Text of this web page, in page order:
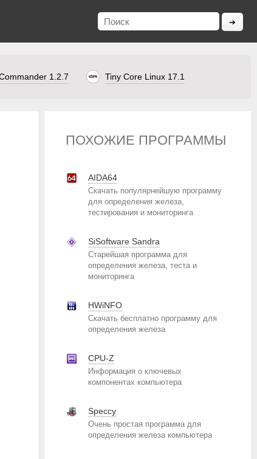
1.2.7 Tiny Core Linux 17.1
ПОХОЖИЕ ПРОГРАММЫ
AIDA64
Скачать популярнейшую программу
для определения железа,
тестирования и мониторинга
SiSoftware Sandra
Старейшая программа для
определения железа, теста и
мониторинга
HWiNFO
Скачать бесплатно программу для
определения железа
CPU-Z
Информация о ключевых
компонентах компьютера
Speccy
Очень простая программа для
определения железа компьютера